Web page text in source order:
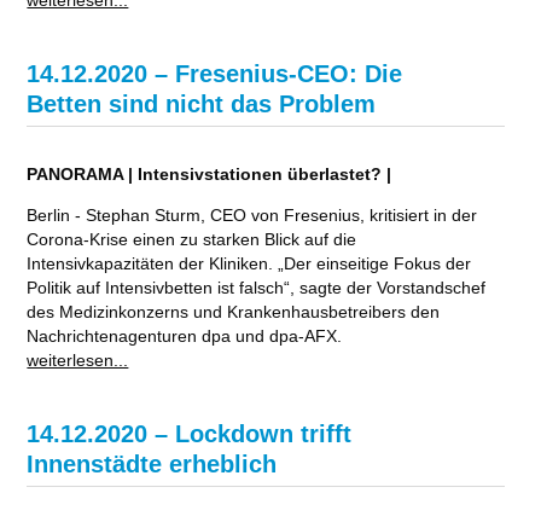
14.12.2020 – Fresenius-CEO: Die
Betten sind nicht das Problem
PANORAMA | Intensivstationen überlastet? |
Berlin - Stephan Sturm, CEO von Fresenius, kritisiert in der
Corona-Krise einen zu starken Blick auf die
Intensivkapazitäten der Kliniken. „Der einseitige Fokus der
Politik auf Intensivbetten ist falsch“, sagte der Vorstandschef
des Medizinkonzerns und Krankenhausbetreibers den
Nachrichtenagenturen dpa und dpa-AFX.
weiterlesen...
14.12.2020 – Lockdown trifft
Innenstädte erheblich